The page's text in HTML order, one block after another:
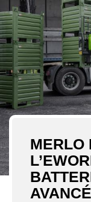
MERLO